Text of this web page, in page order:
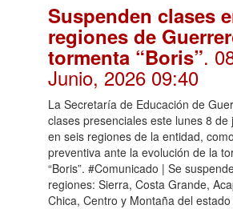
Suspenden clases
regiones de
tormenta “Boris”.
Junio, 2026 09:40
La Secretaría de Educación de
clases presenciales este lunes 8 de
en seis regiones de la entidad,
preventiva ante la evolución de la
“Boris”. #Comunicado | Se
regiones: Sierra, Costa Grande,
Chica, Centro y Montaña del